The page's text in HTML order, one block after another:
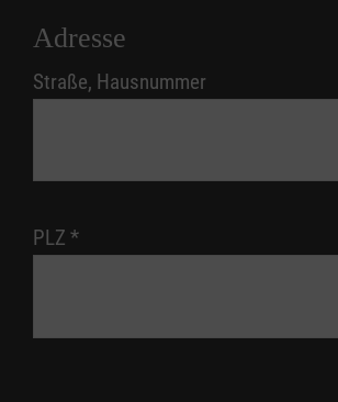
Adresse
Straße, Hausnummer
PLZ *